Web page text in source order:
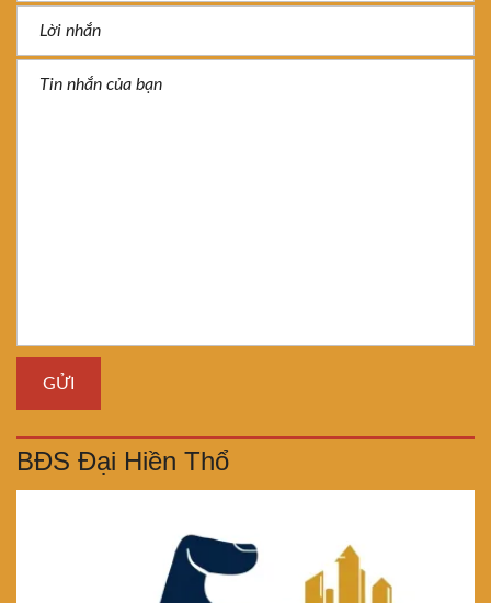
BĐS Đại Hiền Thổ